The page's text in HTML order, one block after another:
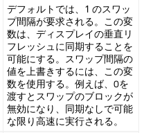
デフォルトでは、 1 のスワッ
プ間隔が要求される。この変
数は、ディスプレイの垂直リ
フレッシュに同期することを
可能にする。スワップ間隔の
値を上書きするには、この変
数を使用する。例えば、0を
渡すとスワップのブロックが
無効になり、同期なしで可能
な限り高速に実行される。